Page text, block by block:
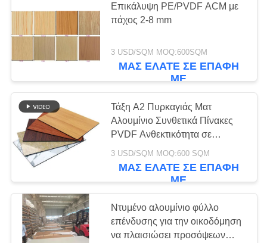
ΕΙΔΉΣΕΙΣ
ΖΗΤΉΣΤΕ
ΜΙΑ
ΠΡΟΣΦΟΡΆ
SITEMAP
ΠΟΛΙΤΙΚΉ
ΑΠΟΡΡΉΤΟΥ
Μαρμάρινη σύνθετη
επιτροπή αργιλίου
Σύνθετη επιτροπή
αργιλίου καθρεφτών
76
Επικάλυψη PE/PVDF ACM με
πάχος 2-8 mm
3 USD/SQM MOQ:600SQM
ΜΑΣ ΕΛΆΤΕ ΣΕ ΕΠΑΦΉ
ΜΕ
Τάξη Α2 Πυρκαγιάς Ματ
Αλουμίνιο Συνθετικά Πίνακες
PVDF Ανθεκτικότητα σε
καιρικές συνθήκες
3 USD/SQM MOQ:600 SQM
ΜΑΣ ΕΛΆΤΕ ΣΕ ΕΠΑΦΉ
ΜΕ
Ντυμένο αλουμίνιο φύλλο
επένδυσης για την οικοδόμηση
να πλαισιώσει προσόψεων